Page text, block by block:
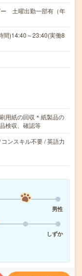
土曜出勤一部有（年
)14:40～23:40(実働8
用紙の回収＊紙製品の
検収、確認等
ンスキル不要 / 英語力
男性
しずか